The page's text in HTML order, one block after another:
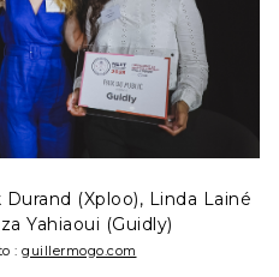
(Xploo), Linda Lainé
Yahiaoui (Guidly)
: guillermogo.com